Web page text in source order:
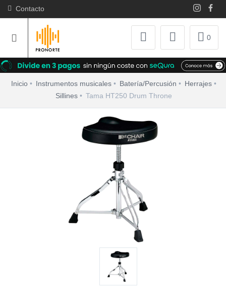
Contacto
0
Inicio Instrumentos musicales Batería/Percusión
Herrajes
Sillines
Tama HT250 Drum Throne